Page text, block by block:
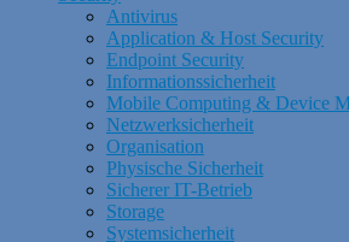
Antivirus
Application & Host Security
Endpoint Security
Informationssicherheit
Mobile Computing & Device
Netzwerksicherheit
Organisation
Physische Sicherheit
Sicherer IT-Betrieb
Storage
Systemsicherheit